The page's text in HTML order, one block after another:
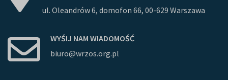
ul. Oleandrów 6, domofon 66, 00-629 Warszawa
WYŚIJ NAM WIADOMOŚĆ
biuro@wrzos.org.pl